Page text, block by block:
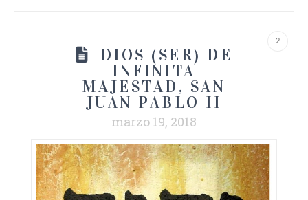
2
DIOS (SER) DE
INFINITA
MAJESTAD, SAN
JUAN PABLO II
marzo 19, 2018